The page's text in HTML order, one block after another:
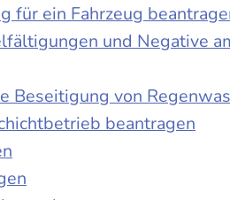
für ein Fahrzeug
und Negative
von
beantragen